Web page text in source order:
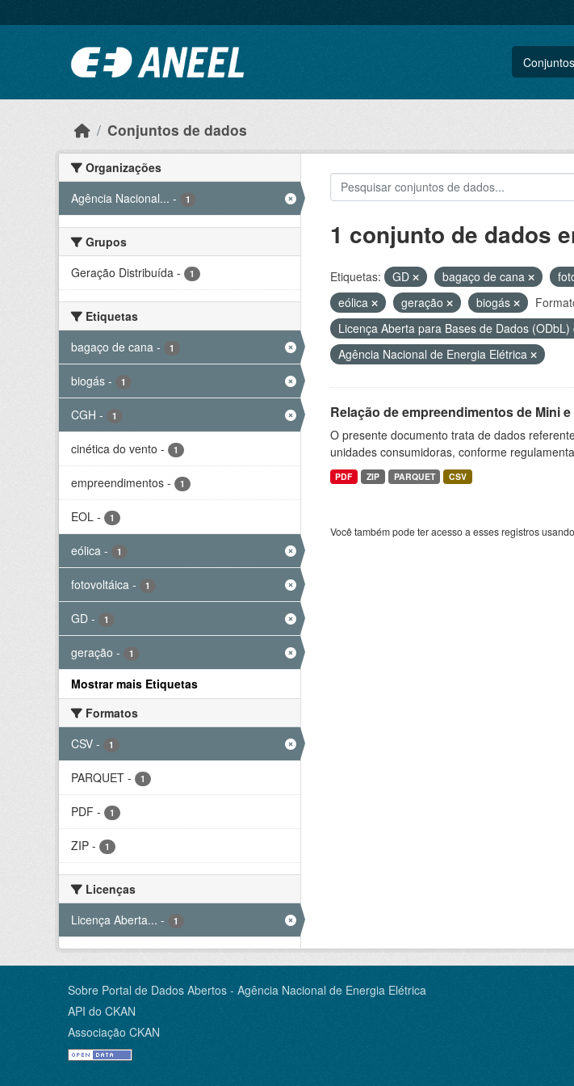
Conjuntos de dados
Organizações
Agência Nacional... - 1
Grupos
Geração Distribuída - 1
Etiquetas
bagaço de cana - 1
biogás - 1
CGH - 1
cinética do vento - 1
empreendimentos - 1
EOL - 1
eólica - 1
fotovoltáica - 1
GD - 1
geração - 1
Mostrar mais Etiquetas
Formatos
CSV - 1
PARQUET - 1
PDF - 1
ZIP - 1
Licenças
Licença Aberta... - 1
1 conjunto de dados
Etiquetas: GD bagaço de cana
eólica
geração biogás
Licença Aberta para Bases de Dados
Agência Nacional de Energia Elétrica
Relação de empreendimentos de Mini
O presente documento trata de dados
unidades consumidoras, conforme
PDF ZIP PARQUET CSV
Você também pode ter acesso a esses registros
Sobre Portal de Dados Abertos - Agência Nacional de Energia Elétrica
API do CKAN
Associação CKAN